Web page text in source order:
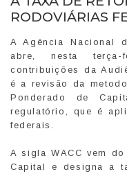
RODOVIÁRIAS
A Agência Nacional
abre, nesta
contribuições da
é a revisão da
Ponderado de
regulatório, que é
federais.
A sigla WACC vem
Capital e designa a